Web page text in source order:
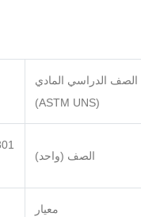
الصف الدراسي المادي
(ASTM UNS)
الصف (واحد)
معيار